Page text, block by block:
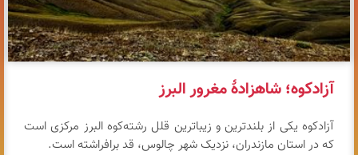
آزادکوه؛ شاهزادهٔ مغرور البرز
آزادکوه یکی از بلندترین و زیباترین قلل رشته‌کوه البرز مرکزی است
که در استان مازندران، نزدیک شهر چالوس، قد برافراشته است.